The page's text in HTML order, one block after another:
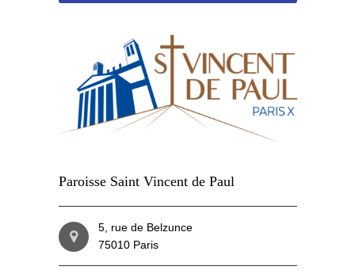
Paroisse Saint Vincent de Paul
5, rue de Belzunce
75010 Paris